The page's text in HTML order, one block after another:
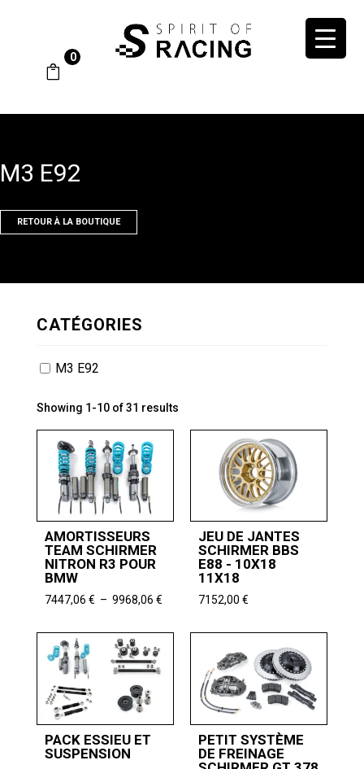
0
M3 E92
RETOUR À LA BOUTIQUE
CATÉGORIES
M3 E92
Showing 1-10 of 31 results
AMORTISSEURS
TEAM SCHIRMER
NITRON R3 POUR
BMW
7447,06 € – 9968,06 €Plage
prix :
9968,06 €
JEU DE JANTES
SCHIRMER BBS
E88 - 10X18
11X18
7152,00 €
PACK ESSIEU ET
SUSPENSION
PETIT SYSTÈME
DE FREINAGE